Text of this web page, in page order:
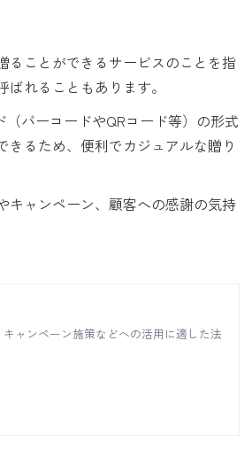
ることができるサービスのことを指
れることもあります。
バーコードやQRコード等）の形式
るため、便利でカジュアルな贈り
キャンペーン、顧客への感謝の気持
ャンペーン施策などへの活用に適した法